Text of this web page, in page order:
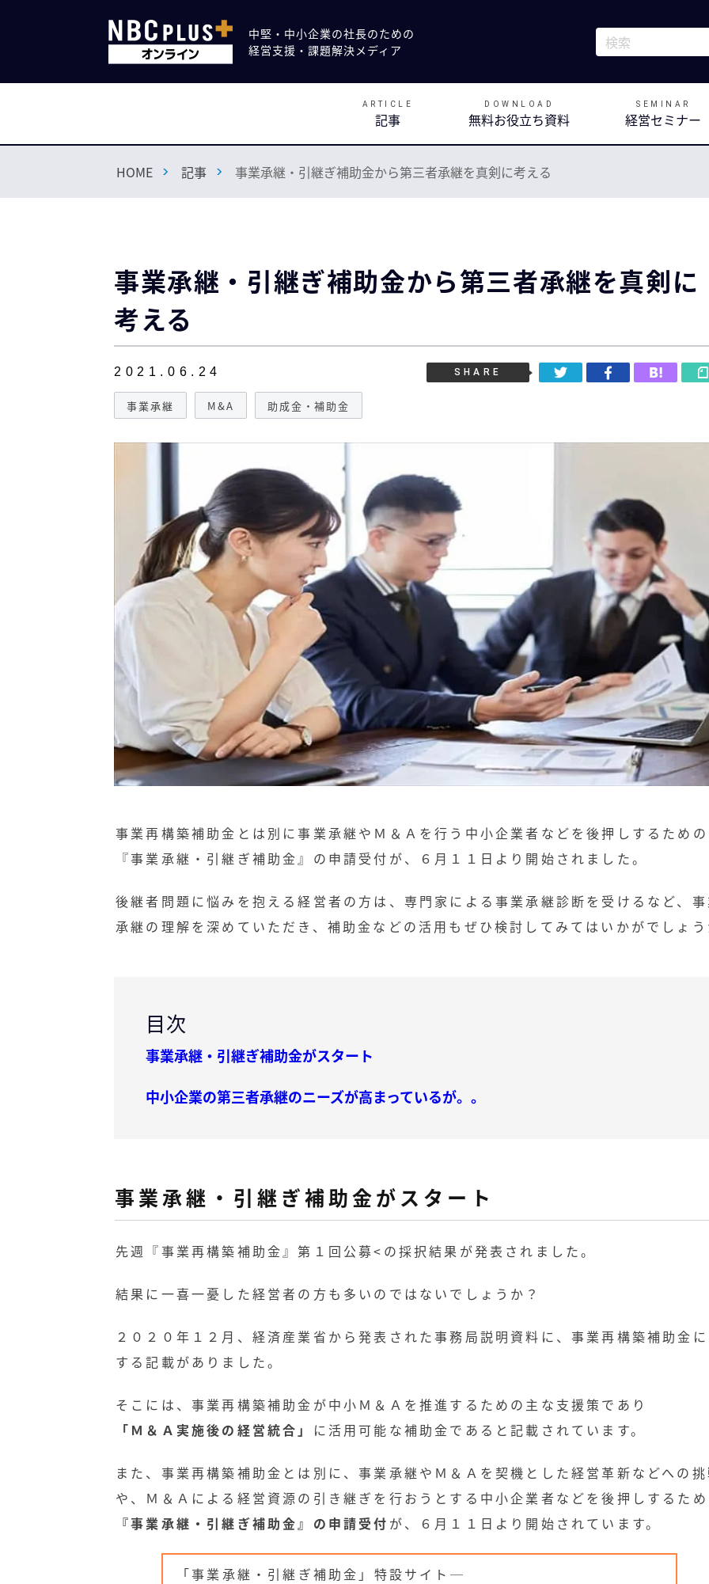
中堅・中小企業の社長のための
経営支援・課題解決メディア
これは、自動候
検索フィールドが
ARTICLE
記事
DOWNLOAD
無料お役立ち資料
SEMINAR
経営セミナー
HOME 記事 事業承継・引継ぎ補助金から第三者承継を真剣に考える
事業承継・引継ぎ補助金から第三者承継を真剣に
考える
2021.06.24
事業承継 M&A 助成金・補助金
SHARE
事業再構築補助金とは別に事業承継やＭ＆Ａを行う中小企業者などを後押しするための
『事業承継・引継ぎ補助金』の申請受付が、６月１１日より開始されました。
後継者問題に悩みを抱える経営者の方は、専門家による事業承継診断を受けるなど、
承継の理解を深めていただき、補助金などの活用もぜひ検討してみてはいかがでしょ
目次
事業承継・引継ぎ補助金がスタート
中小企業の第三者承継のニーズが高まっているが。。
事業承継・引継ぎ補助金がスタート
先週『事業再構築補助金』第１回公募<の採択結果が発表されました。
結果に一喜一憂した経営者の方も多いのではないでしょうか？
２０２０年１２月、経済産業省から発表された事務局説明資料に、事業再構築補助金
する記載がありました。
そこには、事業再構築補助金が中小Ｍ＆Ａを推進するための主な支援策であり
「Ｍ＆Ａ実施後の経営統合」 に活用可能な補助金であると記載されています。
また、事業再構築補助金とは別に、事業承継やＭ＆Ａを契機とした経営革新などへの
や、Ｍ＆Ａによる経営資源の引き継ぎを行おうとする中小企業者などを後押しするた
『事業承継・引継ぎ補助金』の申請受付 が、６月１１日より開始されています。
「事業承継・引継ぎ補助金」特設サイト─